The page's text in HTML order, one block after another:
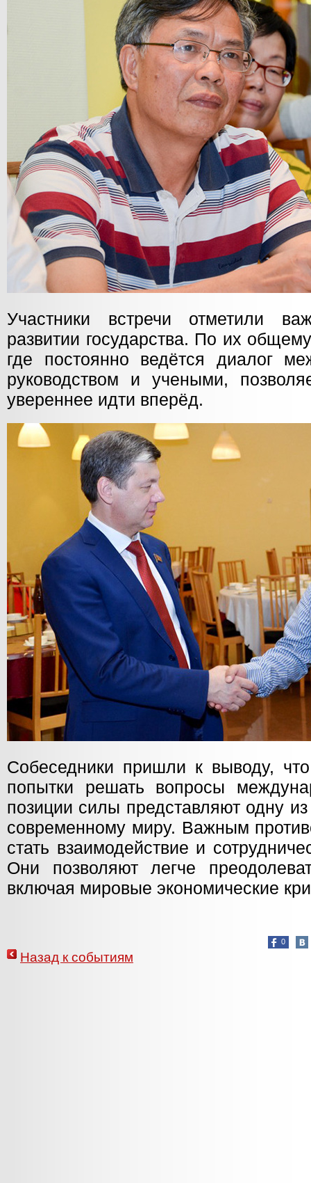
Участники встречи отметили
развитии государства. По их
где постоянно ведётся диалог
руководством и учеными,
увереннее идти вперёд.
Собеседники пришли к выводу,
попытки решать вопросы
позиции силы представляют одну
современному миру. Важным
стать взаимодействие и
Они позволяют легче
включая мировые экономические
0
Назад к событиям